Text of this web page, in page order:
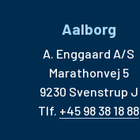
Aalborg
A. Enggaard A/S
Marathonvej 5
9230 Svenstrup J
Tlf. +45 98 38 18 88